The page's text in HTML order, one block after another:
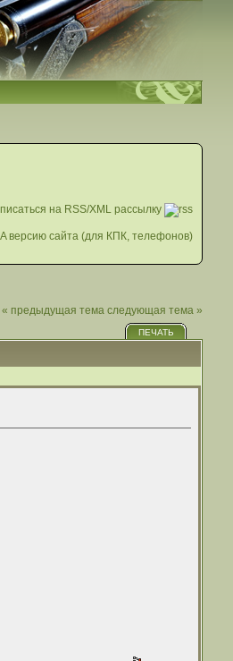
на RSS/XML рассылку
версию сайта (для КПК, телефонов)
« предыдущая тема следующая тема »
ПЕЧАТЬ